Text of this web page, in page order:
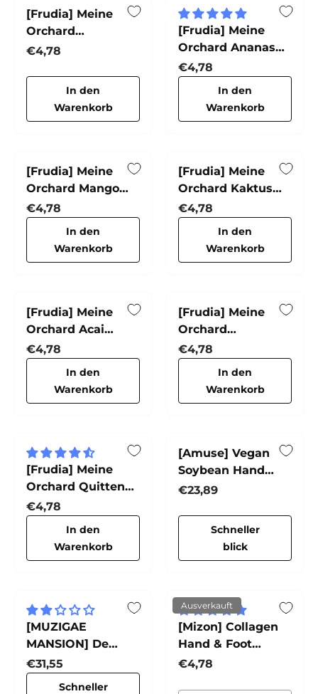
[Frudia] Meine
Orchard
Passionsfrucht
Normaler Preis
€4,78
In den
Warenkorb
[Frudia] Meine
Orchard Ananas
Handcreme
Normaler Preis
€4,78
In den
Warenkorb
[Frudia] Meine
Orchard Mango
Handcreme
Normaler Preis
€4,78
In den
Warenkorb
[Frudia] Meine
Orchard Kaktus
Handcreme
Normaler Preis
€4,78
In den
Warenkorb
[Frudia] Meine
Orchard Acai
Berry Handcreme
Normaler Preis
€4,78
In den
Warenkorb
[Frudia] Meine
Orchard
Mangosteen
Handcreme
Normaler Preis
€4,78
In den
Warenkorb
[Frudia] Meine
Orchard Quitten
Handcreme
Normaler Preis
€4,78
In den
Warenkorb
[Amuse] Vegan
Soybean Hand
Cream
Normaler Preis
€23,89
Schneller
blick
[MUZIGAE
MANSION] De
Rose Hand Cream
Normaler Preis
€31,55
Schneller
Ausverkauft
[Mizon] Collagen
Hand & Foot
Cream
Normaler Preis
€4,78